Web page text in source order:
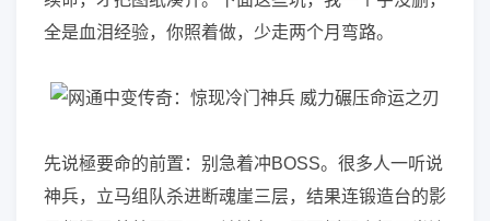
全是血泪经验，你照着做，少走两个月弯路。
先说極要命的前置：别急着冲BOSS。很多人一听说
神兵，立马组队杀进断魂崖三层，结果连锻造台的影